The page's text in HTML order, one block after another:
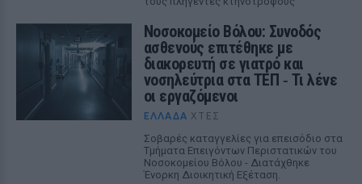
Νοσοκομείο Βόλου: Συνοδός
ασθενούς επιτέθηκε με
διακορευτή σε γιατρό και
νοσηλεύτρια στα ΤΕΠ ‑ Τι λένε
οι εργαζόμενοι
ΕΛΛΆΔΑ ΧΤΕΣ
Σοβαρές καταγγελίες για επεισόδιο στα
Τμήματα Επειγόντων Περιστατικών του
Νοσοκομείου Βόλου - Διατάχθηκε
Ένορκη Διοικητική Εξέταση.